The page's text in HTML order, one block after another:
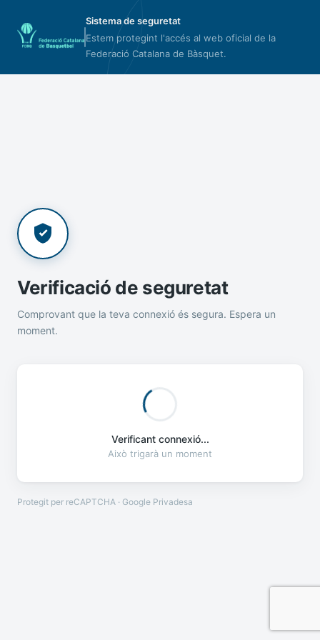
Sistema de seguretat
Estem protegint l'accés al web oficial de la
Federació Catalana de Bàsquet.
Verificació de seguretat
Comprovant que la teva connexió és segura. Espera un
moment.
Verificant connexió...
Això trigarà un moment
Protegit per reCAPTCHA · Google Privadesa